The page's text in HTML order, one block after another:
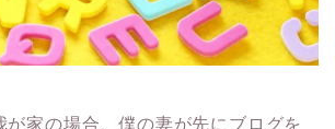
が家の場合、僕の妻が先にブログを